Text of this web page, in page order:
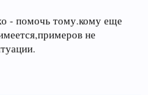
- помочь тому.кому еще
не